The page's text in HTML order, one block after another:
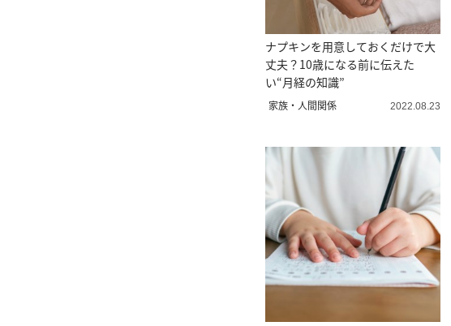
ナプキンを用意しておくだけで大
丈夫？10歳になる前に伝えた
い“月経の知識”
家族・人間関係 2022.08.23